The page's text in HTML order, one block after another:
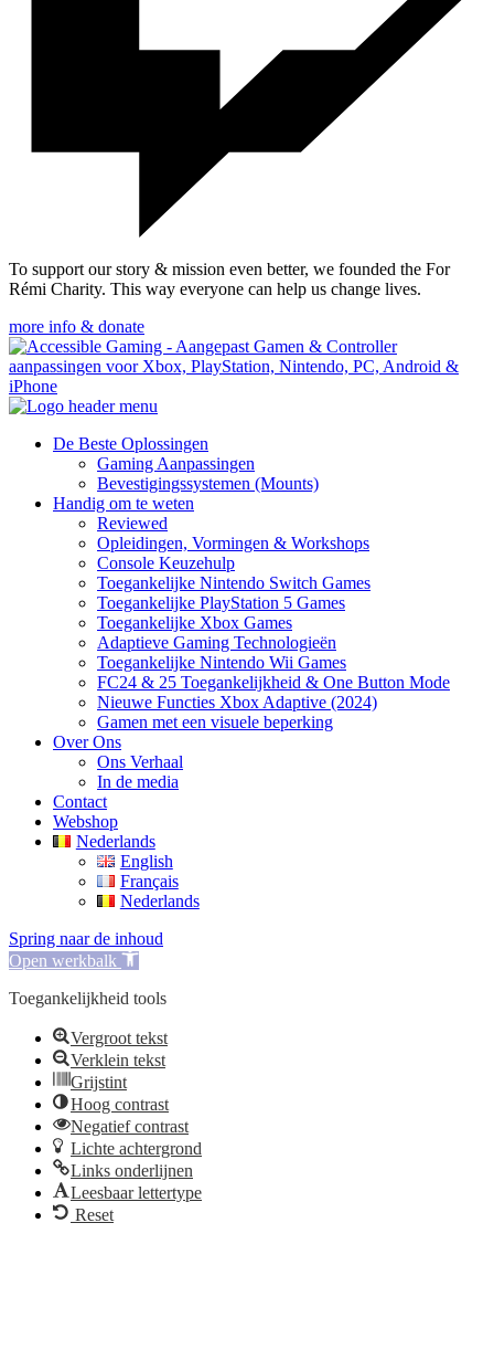
To support our story & mission even better, we founded the For
Rémi Charity. This way everyone can help us change lives.
more info & donate
De Beste Oplossingen
Gaming Aanpassingen
Bevestigingssystemen (Mounts)
Handig om te weten
Reviewed
Opleidingen, Vormingen & Workshops
Console Keuzehulp
Toegankelijke Nintendo Switch Games
Toegankelijke PlayStation 5 Games
Toegankelijke Xbox Games
Adaptieve Gaming Technologieën
Toegankelijke Nintendo Wii Games
FC24 & 25 Toegankelijkheid & One Button Mode
Nieuwe Functies Xbox Adaptive (2024)
Gamen met een visuele beperking
Over Ons
Ons Verhaal
In de media
Contact
Webshop
Nederlands
English
Français
Nederlands
Spring naar de inhoud
Open werkbalk
Toegankelijkheid tools
Vergroot tekst
Verklein tekst
Grijstint
Hoog contrast
Negatief contrast
Lichte achtergrond
Links onderlijnen
Leesbaar lettertype
Reset